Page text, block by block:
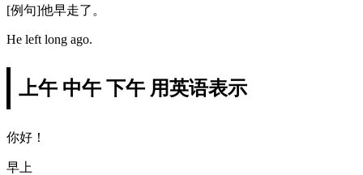
[例句]他早走了。
He left long ago.
上午 中午 下午 用英语表示
你好！
早上